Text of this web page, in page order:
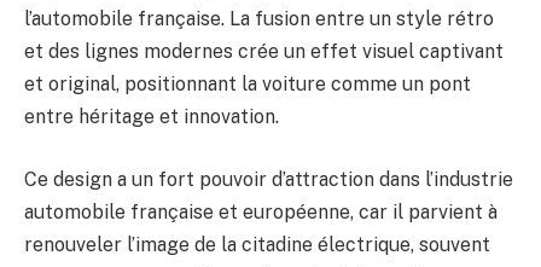
l’automobile française. La fusion entre un style rétro
et des lignes modernes crée un effet visuel captivant
et original, positionnant la voiture comme un pont
entre héritage et innovation.
Ce design a un fort pouvoir d’attraction dans l’industrie
automobile française et européenne, car il parvient à
renouveler l’image de la citadine électrique, souvent